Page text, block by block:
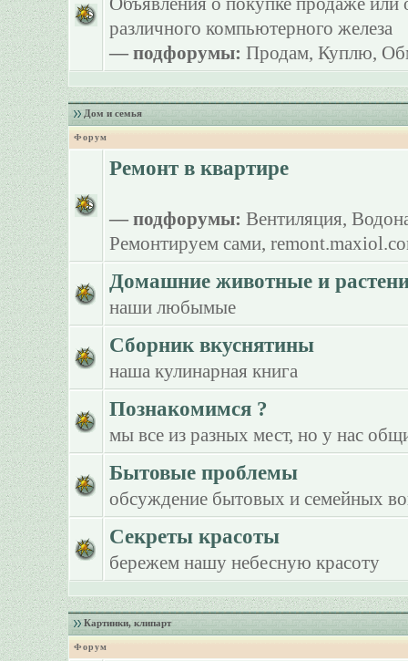
различного компьютерного железа
— подфорумы: Продам, Куплю,
Дом и семья
Форум
Ремонт в квартире
— подфорумы: Вентиляция,
Ремонтируем сами,
Домашние животные и
наши любымые
Сборник вкуснятины
наша кулинарная книга
Познакомимся ?
мы все из разных мест, но у нас
Бытовые проблемы
обсуждение бытовых и семейных
Секреты красоты
бережем нашу небесную красоту
Картинки, клипарт
Форум